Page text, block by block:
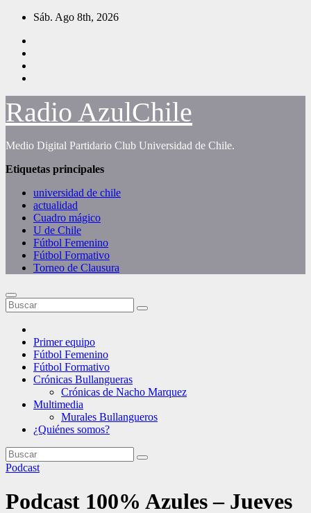
Saltar
contenido
Sáb. Ago 8th, 2026
Radio AzulChile
Medio Digital Partidario Club Universidad de Chile.
Etiquetas principales
universidad de chile
actualidad
Cuadro mágico
U de Chile
Fútbol Femenino
Fútbol Formativo
Torneo de Clausura
Primer equipo
Fútbol Femenino
Fútbol Formativo
Crónicas Bullangueras
Crónicas de Nacho Marquez
Multimedia
Murales Bullangueros
¿Quiénes somos?
Podcast
Podcast 100% Azules – Jueves